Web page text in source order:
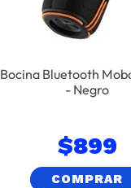
Bocina Bluetooth
- Negro
$899
COMPRAR